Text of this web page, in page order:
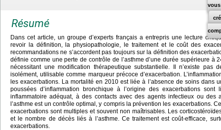
vous
Résumé
Dans cet article, un groupe d’experts français a entrepris une lecture
revoir la définition, la physiopathologie, le traitement et le coût des
recommandations ne s’accordent pas toujours sur la définition des
définie comme une perte de contrôle de l’asthme d’une durée supérieure à
nécessitant une modification thérapeutique substantielle. Il n’existe pas
isolément, utilisable comme marqueur précoce d’exacerbation.
les exacerbations. La mortalité en 2010 est liée à l’absence de soins dans
poussées d’inflammation bronchique à l’origine des exacerbations
inflammatoire adéquat, à des contacts avec des agents infectieux ou des
l’asthme est un contrôle optimal, y compris la prévention les exacerbations.
exacerbations sont multiples et souvent non maîtrisables. Les
et le nombre de décès liés à l’asthme. Ce traitement est coût-efficace,
exacerbations.